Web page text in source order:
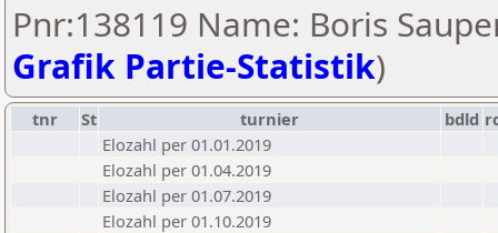
Pnr:138119 Name: Boris
Grafik Partie-Statistik)
tnr St turnier bdld
Elozahl per 01.01.2019
Elozahl per 01.04.2019
Elozahl per 01.07.2019
Elozahl per 01.10.2019